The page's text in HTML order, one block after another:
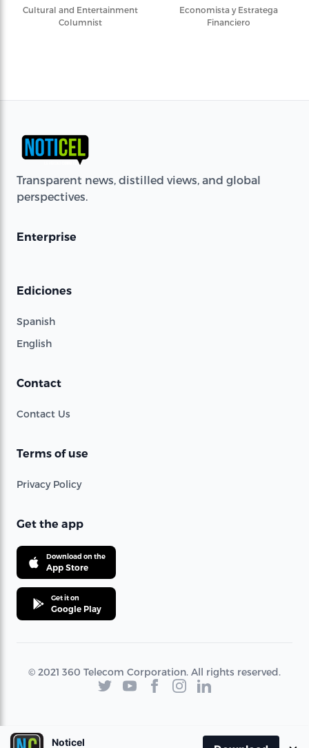
Cultural and Entertainment
Columnist
Economista y Estratega
Financiero
Transparent news, distilled views, and global
perspectives.
Enterprise
Ediciones
Spanish
English
Contact
Contact Us
Terms of use
Privacy Policy
Get the app
Download on the
App Store
Get it on
Google Play
© 2021 360 Telecom Corporation. All rights reserved.
Noticel